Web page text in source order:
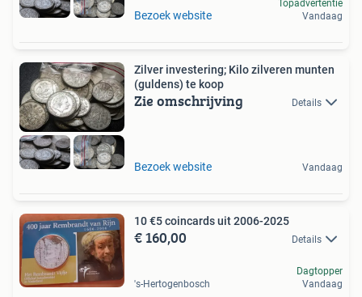
Bezoek website
Topadvertentie
Vandaag
Zilver investering; Kilo zilveren munten
(guldens) te koop
Zie omschrijving Details
Bezoek website Vandaag
10 €5 coincards uit 2006-2025
€ 160,00 Details
's-Hertogenbosch
Dagtopper
Vandaag